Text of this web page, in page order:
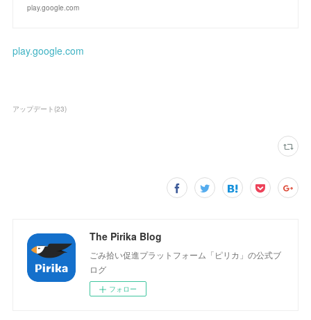
play.google.com
play.google.com
アップデート (23)
The Pirika Blog
ごみ拾い促進プラットフォーム「ピリカ」の公式ブ
ログ
フォロー